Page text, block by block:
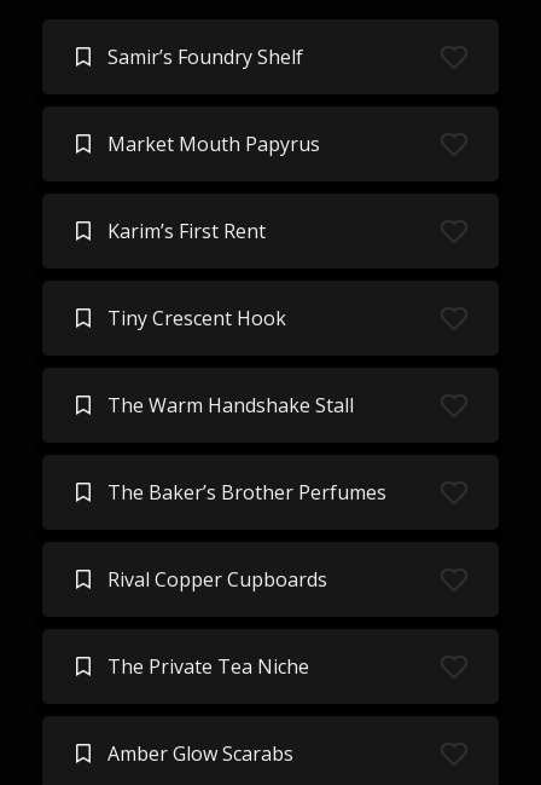
Samir’s Foundry Shelf
Market Mouth Papyrus
Karim’s First Rent
Tiny Crescent Hook
The Warm Handshake Stall
The Baker’s Brother Perfumes
Rival Copper Cupboards
The Private Tea Niche
Amber Glow Scarabs